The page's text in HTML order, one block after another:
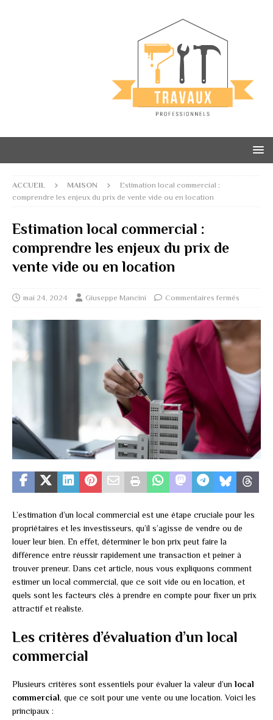
ACCUEIL MAISON
Estimation local commercial :
comprendre les enjeux du prix de vente vide ou en location
Estimation local commercial :
comprendre les enjeux du prix de
vente vide ou en location
mai 24, 2024 Giuseppe Mancini Commentaires fermés
L’estimation d’un local commercial est une étape cruciale pour les
propriétaires et les investisseurs, qu’il s’agisse de vendre ou de
louer leur bien. En effet, déterminer le bon prix peut faire la
différence entre réussir rapidement une transaction et peiner à
trouver preneur. Dans cet article, nous vous expliquons comment
estimer un local commercial, que ce soit vide ou en location, et
quels sont les facteurs clés à prendre en compte pour fixer un prix
attractif et réaliste.
Les critères d’évaluation d’un local
commercial
Plusieurs critères sont essentiels pour évaluer la valeur d’un local
commercial, que ce soit pour une vente ou une location. Voici les
principaux :